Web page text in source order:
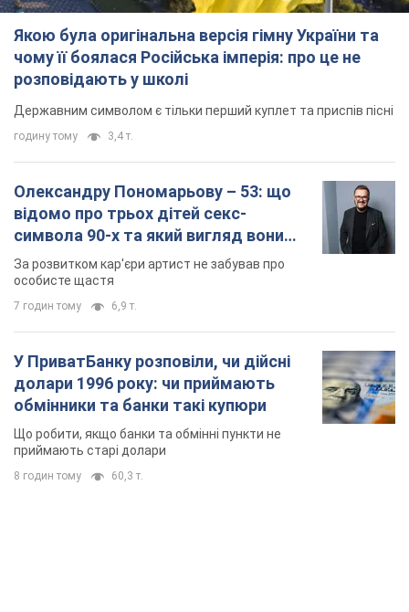
Якою була оригінальна версія гімну України та
чому її боялася Російська імперія: про це не
розповідають у школі
Державним символом є тільки перший куплет та приспів пісні
годину тому 3,4 т.
Олександру Пономарьову – 53: що
відомо про трьох дітей секс-
символа 90-х та який вигляд вони
мають
За розвитком кар'єри артист не забував про
особисте щастя
7 годин тому 6,9 т.
У ПриватБанку розповіли, чи дійсні
долари 1996 року: чи приймають
обмінники та банки такі купюри
Що робити, якщо банки та обмінні пункти не
приймають старі долари
8 годин тому 60,3 т.